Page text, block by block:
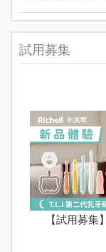
試用募集
【試用募集